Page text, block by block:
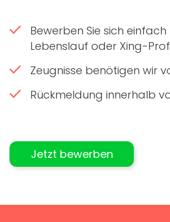
Bewerben Sie sich
Lebenslauf oder Xing-
Zeugnisse benötigen wir
Rückmeldung innerhalb
Jetzt bewerben